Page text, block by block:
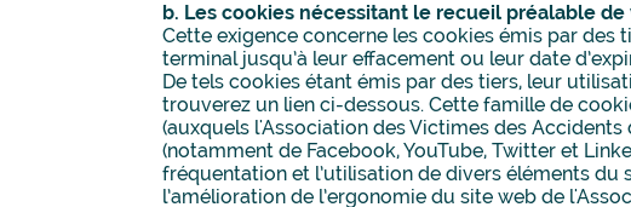
b. Les cookies nécessitant le recueil préalable
Cette exigence concerne les cookies émis par
terminal jusqu’à leur effacement ou leur date
De tels cookies étant émis par des tiers, leur
trouverez un lien ci-dessous. Cette famille de
(auxquels l'Association des Victimes des
(notamment de Facebook, YouTube, Twitter et
fréquentation et l’utilisation de divers éléments
l’amélioration de l’ergonomie du site web de